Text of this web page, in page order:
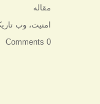
شده
دسته‌ها
مقاله
برچسب‌ها
امنیت،وب
0 Comments